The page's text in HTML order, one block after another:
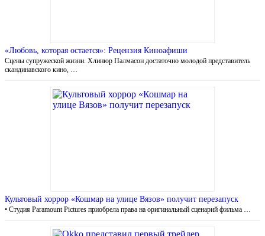
«Любовь, которая остается»: Рецензия Киноафиши
Сцены супружеской жизни. Хлинюр Палмасон достаточно молодой представитель
скандинавского кино, …
Культовый хоррор «Кошмар на улице Вязов» получит перезапуск
• Студия Paramount Pictures приобрела права на оригинальный сценарий фильма …